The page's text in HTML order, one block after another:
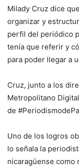
Milady Cruz dice
organizar y
perfil del periódico
tenía que referir y
para poder llegar a
Cruz, junto a los
Metropolitano
de
Uno de los logros
lo señala la
nicaragüense como